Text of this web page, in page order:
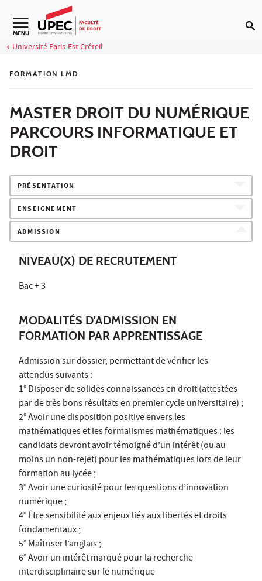
Aller au contenu
Navigation secondaire
MENU
Université Paris-Est Créteil
FORMATION LMD
MASTER DROIT DU NUMÉRIQUE
PARCOURS INFORMATIQUE ET
DROIT
PRÉSENTATION
ENSEIGNEMENT
ADMISSION
NIVEAU(X) DE RECRUTEMENT
Bac + 3
MODALITÉS D'ADMISSION EN
FORMATION PAR APPRENTISSAGE
Admission sur dossier, permettant de vérifier les
attendus suivants :
1° Disposer de solides connaissances en droit (attestées
par de très bons résultats en premier cycle universitaire) ;
2° Avoir une disposition positive envers les
mathématiques et les formalismes mathématiques : les
candidats devront avoir témoigné d’un intérêt (ou au
moins un non-rejet) pour les mathématiques lors de leur
formation au lycée ;
3° Avoir une curiosité pour les questions d’innovation
numérique ;
4° Être sensibilité aux enjeux liés aux libertés et droits
fondamentaux ;
5° Maîtriser l’anglais ;
6° Avoir un intérêt marqué pour la recherche
interdisciplinaire sur le numérique